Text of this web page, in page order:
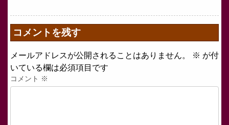
コメントを残す
メールアドレスが公開されることはありません。 ※ が付
いている欄は必須項目です
コメント ※